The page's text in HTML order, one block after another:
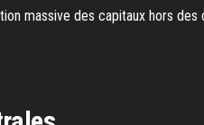
massive des capitaux hors